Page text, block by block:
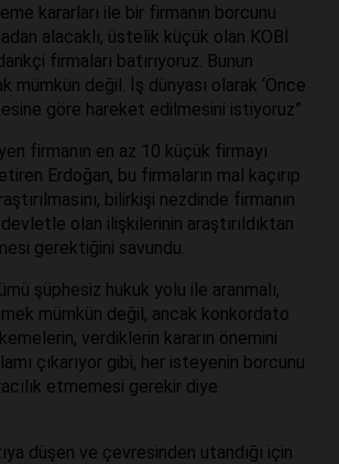
kararları ile bir firmanın borcunu
alacaklı, üstelik küçük olan KOBİ
firmaları batırıyoruz. Bunun
mümkün değil. İş dünyası olarak ‘Önce
göre hareket edilmesini istiyoruz”
firmanın en az 10 küçük firmayı
Erdoğan, bu firmaların mal kaçırıp
bilirkişi nezdinde firmanın
devletle olan ilişkilerinin araştırıldıktan
gerektiğini savundu.
şüphesiz hukuk yolu ile aranmalı,
mümkün değil, ancak konkordato
verdiklerin kararın önemini
çıkarıyor gibi, her isteyenin borcunu
etmemesi gerekir diye
düşen ve çevresinden utandığı için